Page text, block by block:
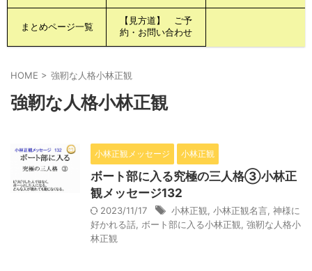
まとめページ一覧
【見方道】 ご予
約・お問い合わせ
HOME > 強靭な人格小林正観
強靭な人格小林正観
小林正観メッセージ 小林正観
ボート部に入る究極の三人格③小林正
観メッセージ132
2023/11/17 小林正観 小林正観名言 神様に
好かれる話 ボート部に入る小林正観
強靭な人格小
林正観